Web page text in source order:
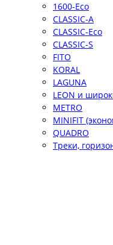
1600-Eco
CLASSIC-A
CLASSIC-Eco
CLASSIC-S
FITO
KORAL
LAGUNA
LEON и
METRO
MINIFIT
QUADRO
Треки,